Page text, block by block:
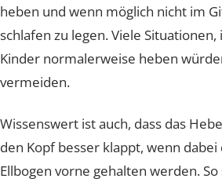
Für Mütter heisst das: Während
z.B. auf dem Sofa zu wickeln, sie
heben und wenn möglich nicht im
schlafen zu legen. Viele
Kinder normalerweise heben
vermeiden.